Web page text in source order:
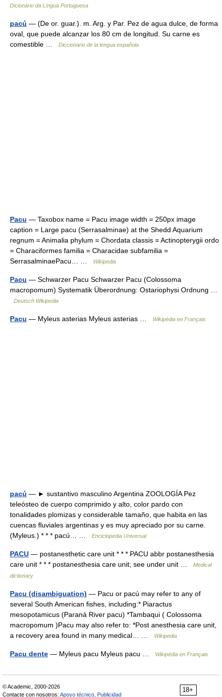
Dicionário da Língua Portuguesa
pacú — (De or. guar.). m. Arg. y Par. Pez de agua dulce, de forma
oval, que puede alcanzar los 80 cm de longitud. Su carne es
comestible …
Diccionario de la lengua española
Pacu — Taxobox name = Pacu image width = 250px image
caption = Large pacu (Serrasalminae) at the Shedd Aquarium
regnum = Animalia phylum = Chordata classis = Actinopterygii ordo
= Characiformes familia = Characidae subfamilia =
SerrasalminaePacu… …
Wikipedia
Pacu — Schwarzer Pacu Schwarzer Pacu (Colossoma
macropomum) Systematik Überordnung: Ostariophysi Ordnung …
Deutsch Wikipedia
Pacu — Myleus asterias Myleus asterias … Wikipédia en Français
pacú — ► sustantivo masculino Argentina ZOOLOGÍA Pez
teleósteo de cuerpo comprimido y alto, color pardo con
tonalidades plomizas y considerable tamaño, que habita en las
cuencas fluviales argentinas y es muy apreciado por su carne.
(Myleus.) * * * pacú… …
Enciclopedia Universal
PACU — postanesthetic care unit * * * PACU abbr postanesthesia
care unit * * * postanesthesia care unit; see under unit …
Medical
dictionary
Pacu (disambiguation) — Pacu or pacú may refer to any of
several South American fishes, including:* Piaractus
mesopotamicus (Paraná River pacu) *Tambaqui ( Colossoma
macropomum )Pacu may also refer to: *Post anesthesia care unit,
a recovery area found in many medical… …
Wikipedia
Pacu dente — Myleus pacu Myleus pacu … Wikipédia en Français
18+
© Academic, 2000-2026
Contacte con nosotros: Apoyo técnico Publicidad